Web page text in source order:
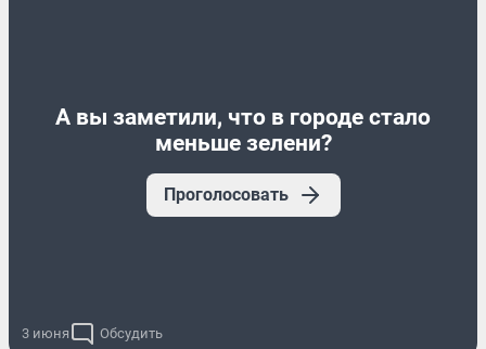
А вы заметили, что в городе стало
меньше зелени?
Проголосовать
3 июня Обсудить